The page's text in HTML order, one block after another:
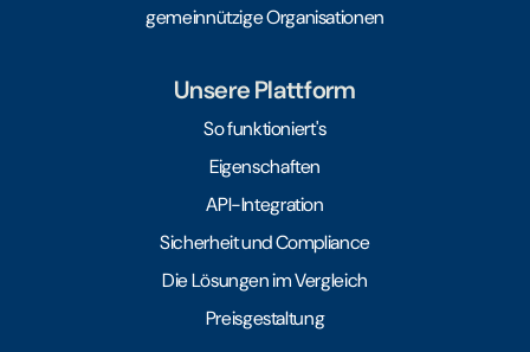
gemeinnützige Organisationen
Unsere Plattform
So funktioniert's
Eigenschaften
API-Integration
Sicherheit und Compliance
Die Lösungen im Vergleich
Preisgestaltung